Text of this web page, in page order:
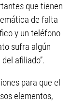
que tienen
de falta
y un teléfono
sufra algún
afiliado”.
para que el
elementos,